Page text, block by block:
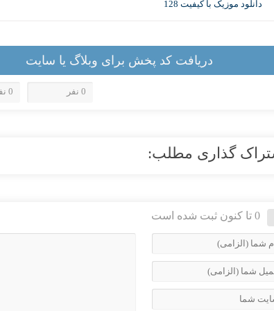
دانلود موزیک با کیفیت 128
دریافت کد پخش برای وبلاگ یا سایت
0 نفر 0 نفر
گذاری مطلب:
0 تا کنون ثبت شده است